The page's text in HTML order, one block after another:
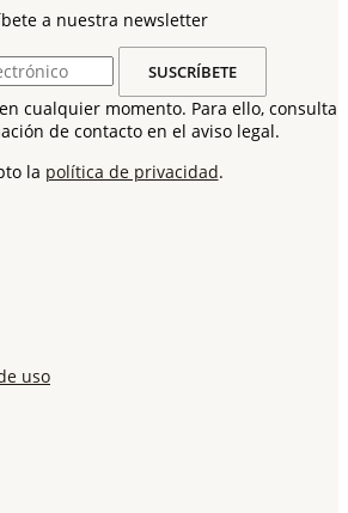
a nuestra newsletter
cualquier momento. Para ello, consulta
de contacto en el aviso legal.
la política de privacidad.
uso